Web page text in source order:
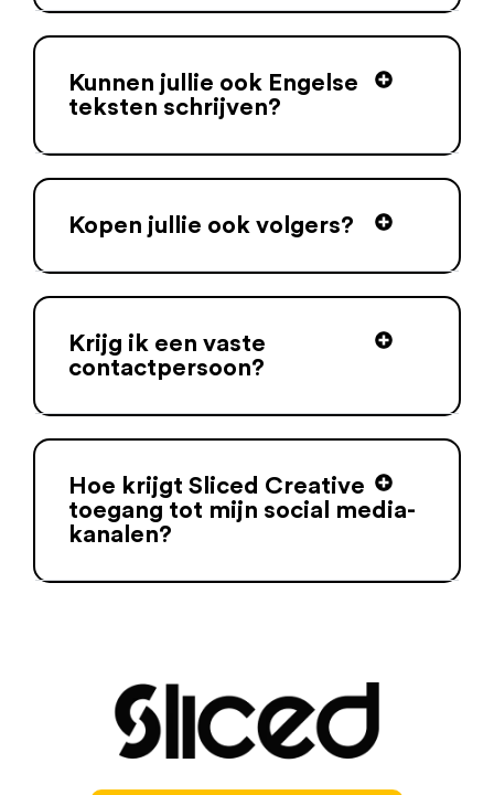
Kunnen jullie ook Engelse
teksten schrijven?
Kopen jullie ook volgers?
Krijg ik een vaste
contactpersoon?
Hoe krijgt Sliced Creative
toegang tot mijn social media-
kanalen?